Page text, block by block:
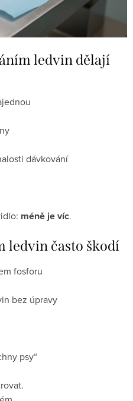
ledvin dělají
dávkování
méně je víc.
ledvin často škodí
fosforu
bez úpravy
psy“